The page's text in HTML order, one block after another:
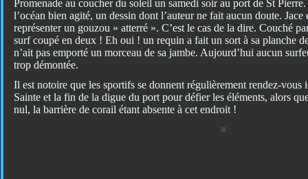
Promenade au coucher du soleil un samedi soir au port de St
l’océan bien agité, un dessin dont l’auteur ne fait aucun doute. Jace
représenter un gouzou » atterré ». C’est le cas de la dire. Couché
surf coupé en deux ! Eh oui ! un requin a fait un sort à sa planche
n’ait pas emporté un morceau de sa jambe. Aujourd’hui aucun
trop démontée.
Il est notoire que les sportifs se donnent régulièrement rendez-vous
Sainte et la fin de la digue du port pour défier les éléments, alors
nul, la barrière de corail étant absente à cet endroit !